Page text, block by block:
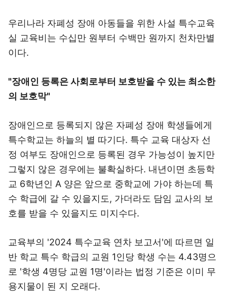
우리나라 자폐성 장애 아동들을 위한 사설 특수교육
실 교육비는 수십만 원부터 수백만 원까지 천차만별
이다.
"장애인 등록은 사회로부터 보호받을 수 있는 최소한
의 보호막"
장애인으로 등록되지 않은 자폐성 장애 학생들에게
특수학교는 하늘의 별 따기다. 특수 교육 대상자 선
정 여부도 장애인으로 등록된 경우 가능성이 높지만
그렇지 않은 경우에는 불확실하다. 내년이면 초등학
교 6학년인 A 양은 앞으로 중학교에 가야 하는데 특
수 학급에 갈 수 있을지도, 가더라도 담임 교사의 보
호를 받을 수 있을지도 미지수다.
교육부의 '2024 특수교육 연차 보고서'에 따르면 일
반 학교 특수 학급의 교원 1인당 학생 수는 4.43명으
로 '학생 4명당 교원 1명'이라는 법정 기준은 이미 무
용지물이 된 지 오래다.